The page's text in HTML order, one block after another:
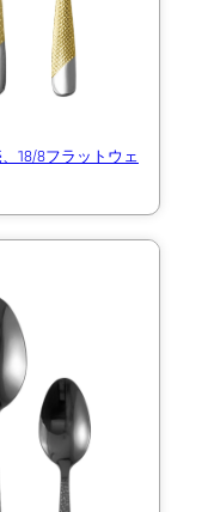
18/8フラットウェ